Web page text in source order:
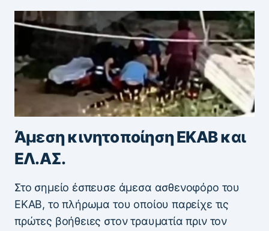
Άμεση κινητοποίηση ΕΚΑΒ και
ΕΛ.ΑΣ.
Στο σημείο έσπευσε άμεσα ασθενοφόρο του
ΕΚΑΒ, το πλήρωμα του οποίου παρείχε τις
πρώτες βοήθειες στον τραυματία πριν τον